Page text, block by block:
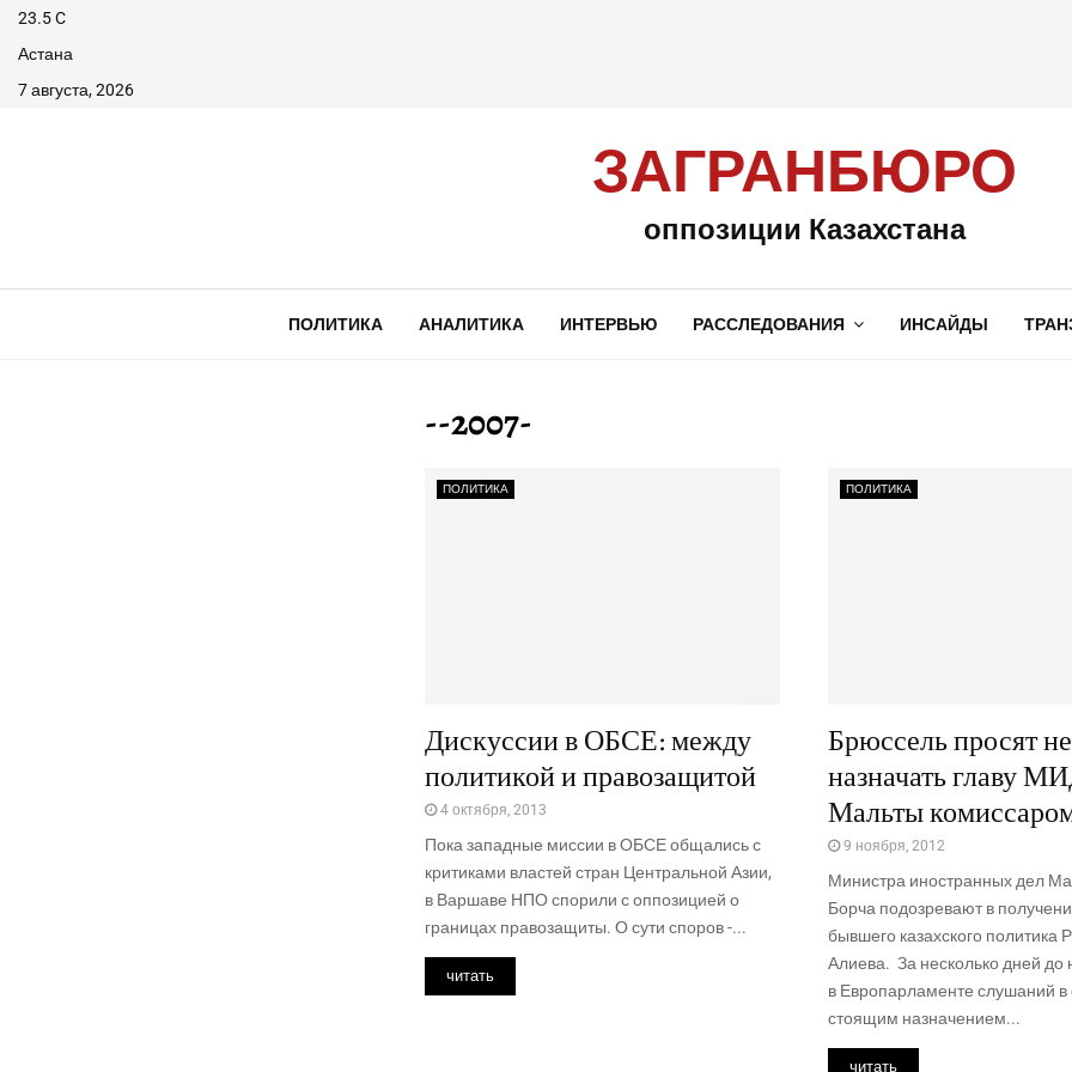
23.5C
Астана
7 августа, 2026
ЗАГРАНБЮРО
оппозиции Казахстана
ПОЛИТИКА АНАЛИТИКА ИНТЕРВЬЮ РАССЛЕДОВАНИЯ ИНСАЙДЫ
--2007-
ПОЛИТИКА
Дискуссии в ОБСЕ: между
политикой и правозащитой
4 октября, 2013
Пока западные миссии в ОБСЕ общались с
критиками властей стран Центральной Азии,
в Варшаве НПО спорили с оппозицией о
границах правозащиты. О сути споров -...
читать
ПОЛИТИКА
Брюссель просят не
назначать главу
Мальты
9 ноября, 2012
Мини­стра ино­стран­ных дел
Бор­ча подо­зре­ва­ют в
быв­ше­го казах­ско­го поли­ти­ка
Алиева. За несколь­ко дней
в Евро­пар­ла­мен­те слу­ша­ний в
сто­я­щим назна­че­ни­ем...
читать